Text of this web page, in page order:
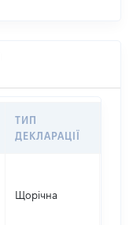
ТИП
ДЕКЛАРАЦІЇ
Щорічна